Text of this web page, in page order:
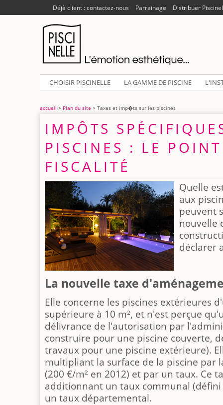
Déjà client : contactez-nous Parrainage Distribuer
CHOISIR PISCINELLE LA GAMME DE PISCINE
accueil > Plan du site > Taxes et imp�ts sur les piscines
IMPÔTS
PISCINES : LE
FISCALITÉ
Quelle
aux
peuvent
nouvelle
déclarer
La nouvelle taxe
Elle concerne les piscines extérieures
supérieure à 10 m², et n'est perçue
délivrance de l'autorisation par
construire pour une piscine couverte,
travaux pour une piscine extérieure).
multipliant la surface de la piscine par
(200 €/m² en 2012) et par un taux. Ce
additionnant un taux communal
un taux départemental.